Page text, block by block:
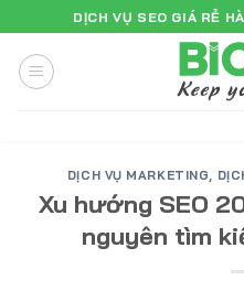
to
content
DỊCH VỤ SEO GIÁ RẺ
DỊCH VỤ MARKETING,
Xu hướng SEO
nguyên tìm